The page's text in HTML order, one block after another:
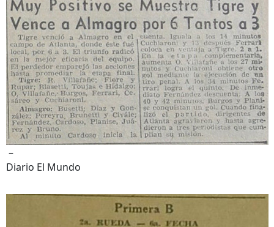
–
Diario El Mundo